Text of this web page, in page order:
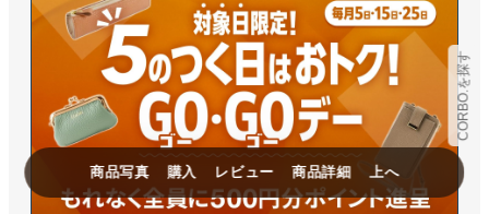
CORBO.を探す
商品写真 購入 レビュー 商品詳細 上へ